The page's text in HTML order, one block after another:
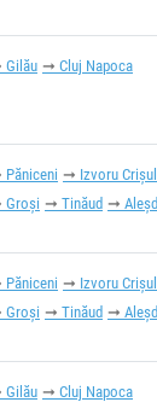
Gilău Cluj Napoca
Păniceni Izvoru
Groși
Tinăud Aleșd
Păniceni Izvoru
Groși
Tinăud Aleșd
Gilău Cluj Napoca